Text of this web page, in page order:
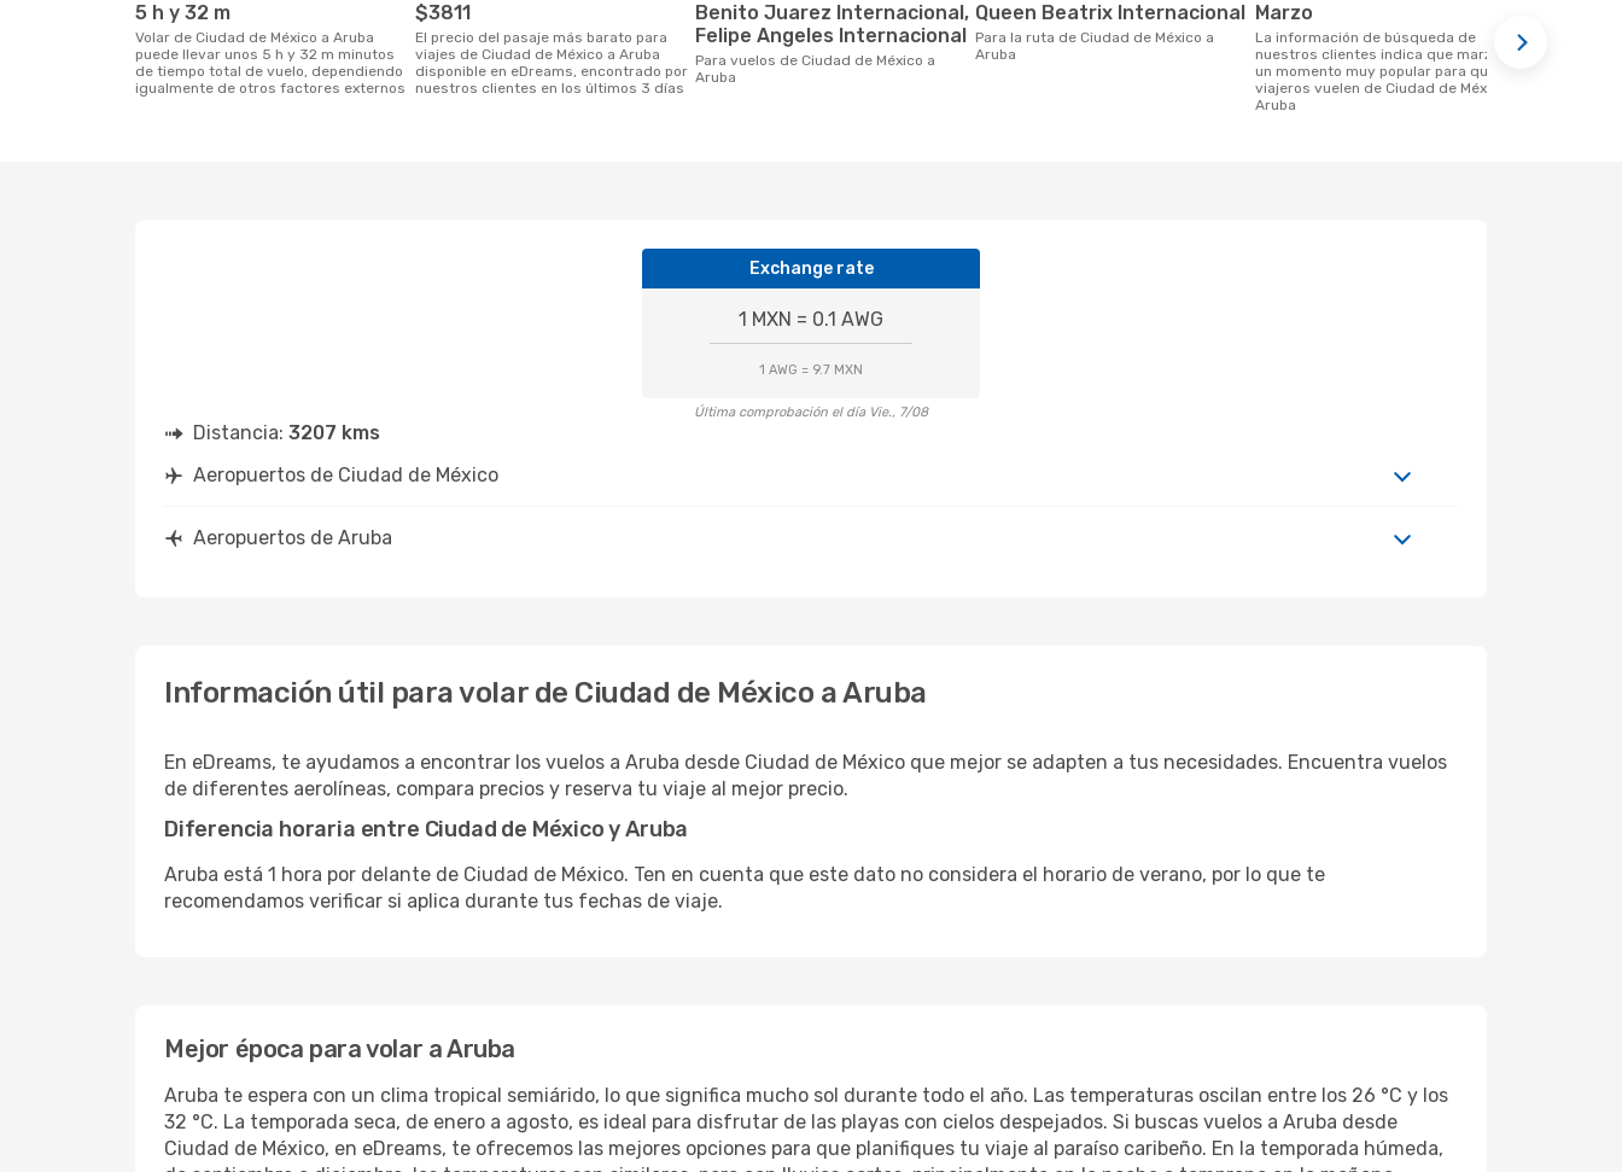
5 h y 32 m
Volar de Ciudad de México a Aruba
puede llevar unos 5 h y 32 m minutos
de tiempo total de vuelo, dependiendo
igualmente de otros factores externos
$3811
El precio del pasaje más barato para
viajes de Ciudad de México a Aruba
disponible en eDreams, encontrado por
nuestros clientes en los últimos 3 días
Benito Juarez Internacional,
Felipe Angeles Internacional
Para vuelos de Ciudad de México a
Aruba
Queen Beatrix Internacional
Para la ruta de Ciudad de México a
Aruba
marzo
La información de búsqueda de
nuestros clientes indica que marzo es
un momento muy popular para que los
viajeros vuelen de Ciudad de México a
Aruba
Exchange rate
1 MXN = 0.1 AWG
1 AWG = 9.7 MXN
Última comprobación el día Vie., 7/08
Distancia: 3207 kms
Aeropuertos de Ciudad de México
Aeropuertos de Aruba
Información útil para volar de Ciudad de México a Aruba
En eDreams, te ayudamos a encontrar los vuelos a Aruba desde Ciudad de México que mejor se adapten a tus necesidades. Encuentra vuelos
de diferentes aerolíneas, compara precios y reserva tu viaje al mejor precio.
Diferencia horaria entre Ciudad de México y Aruba
Aruba está 1 hora por delante de Ciudad de México. Ten en cuenta que este dato no considera el horario de verano, por lo que te
recomendamos verificar si aplica durante tus fechas de viaje.
Mejor época para volar a Aruba
Aruba te espera con un clima tropical semiárido, lo que significa mucho sol durante todo el año. Las temperaturas oscilan entre los 26 °C y los
32 °C. La temporada seca, de enero a agosto, es ideal para disfrutar de las playas con cielos despejados. Si buscas vuelos a Aruba desde
Ciudad de México, en eDreams, te ofrecemos las mejores opciones para que planifiques tu viaje al paraíso caribeño. En la temporada húmeda,